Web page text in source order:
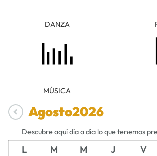
DANZA
MÚSICA
Agosto2026
Descubre aquí día a día lo que tenemos
L M M J V